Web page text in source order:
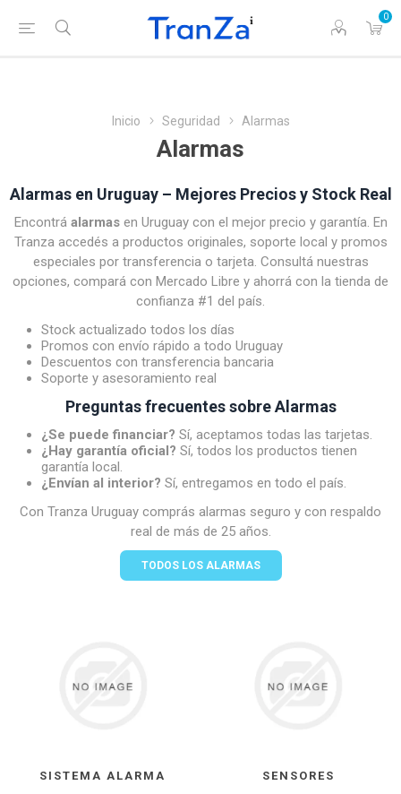
0
Inicio Seguridad Alarmas
Alarmas
Alarmas en Uruguay – Mejores Precios y Stock Real
Encontrá alarmasen Uruguay con el mejor precio y garantía. En
Tranza accedés a productos originales, soporte local y promos
especiales por transferencia o tarjeta. Consultá nuestras
opciones, compará con Mercado Libre y ahorrá con la tienda de
confianza #1 del país.
Stock actualizado todos los días
Promos con envío rápido a todo Uruguay
Descuentos con transferencia bancaria
Soporte y asesoramiento real
Preguntas frecuentes sobre Alarmas
¿Se puede financiar? Sí, aceptamos todas las tarjetas.
¿Hay garantía oficial? Sí, todos los productos tienen
garantía local.
¿Envían al interior? Sí, entregamos en todo el país.
Con Tranza Uruguay comprás alarmas seguro y con respaldo
real de más de 25 años.
TODOS LOS ALARMAS
SISTEMA ALARMA SENSORES